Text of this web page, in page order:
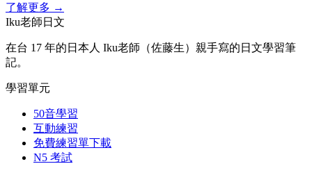
了解更多 →
Iku老師日文
在台 17 年的日本人 Iku老師（佐藤生）親手寫的日文學習筆
記。
學習單元
50音學習
互動練習
免費練習單下載
N5 考試